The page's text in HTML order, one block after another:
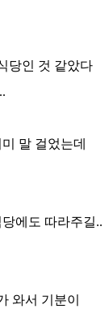
당인 것 같았다
말 걸었는데
에도 따라주길..
와서 기분이